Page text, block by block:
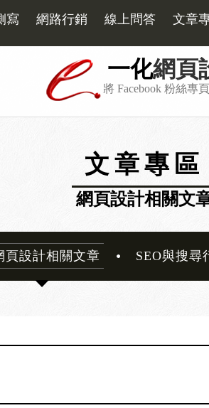
寫 網路行銷 線上問答 文章
一化網頁
將 Facebook 粉絲專
文章專區
網頁設計相關文
頁設計相關文章 SEO與搜尋